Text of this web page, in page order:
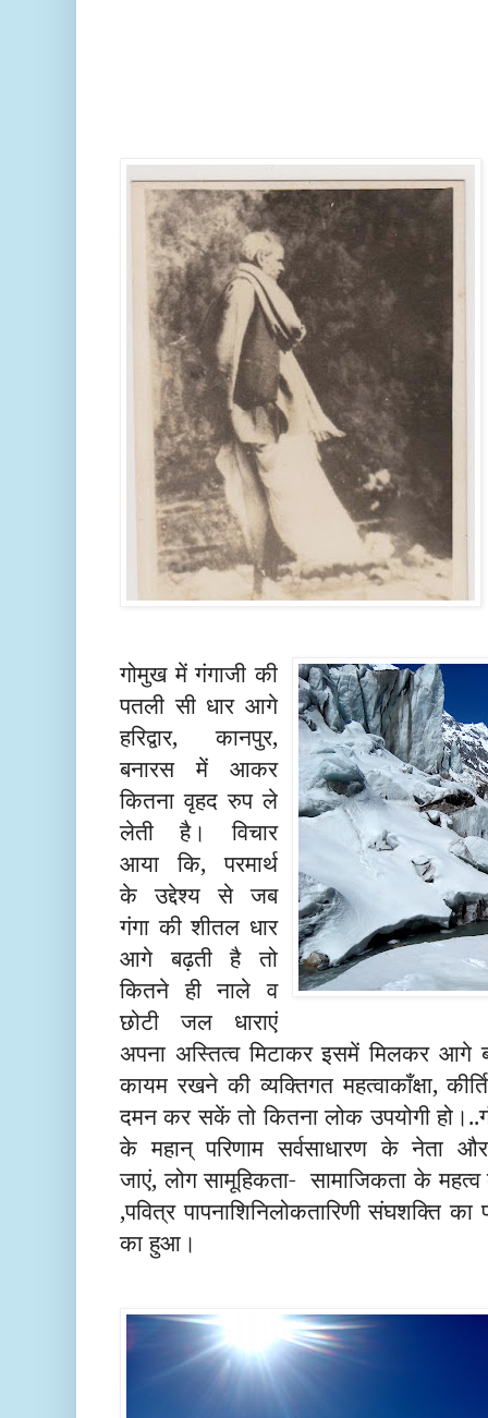
गोमुख में गगाजी की
पतली सधारआगे
हरिद्वार, कानपुर,
बनारस में आकर
कितना वृहद रुप ले
लेती है। विचार
आया कि, परमार्थ
के उद्देश्य से जब
गंगा की शीतल धार
आगे बढ़ती है तो
कितने ही नाले व
छोटी जल धाराएं
अपना अस्तित्व मिटाकर इसमें मिलकर आगे
कायम रखने की व्यक्तिगत महत्वाकाँक्षा,
दमन कर सकें तो कितना लोक उपयोगी हो।..
के महान् परिणाम सर्वसाधारण के नेता
जाएं,लोग सामूहिकता- सामाजिकता के
पवित्र पापनाशिनि,लोकतारिणी संघशक्ति का
का हुआ ।